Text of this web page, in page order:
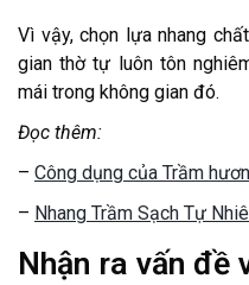
Vì vậy, chọn lựa nhang
gian thờ tự luôn tôn
mái trong không gian đó.
Đọc thêm:
– Công dụng của Trầm
– Nhang Trầm Sạch Tự
Nhận ra vấn đề